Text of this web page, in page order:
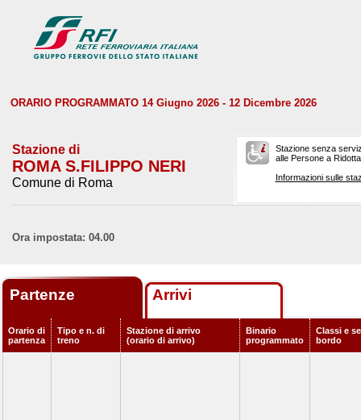
ORARIO PROGRAMMATO 14 Giugno 2026 - 12 Dicembre 2026
Stazione di
ROMA S.FILIPPO NERI
Comune di Roma
Stazione senza
alle Persone a
Informazioni sulle
Ora impostata: 04.00
Partenze Arrivi
Orario di
partenza
Tipo e n. di
treno
Stazione di arrivo
(orario di arrivo)
Binario
programmato
Classi e
bordo